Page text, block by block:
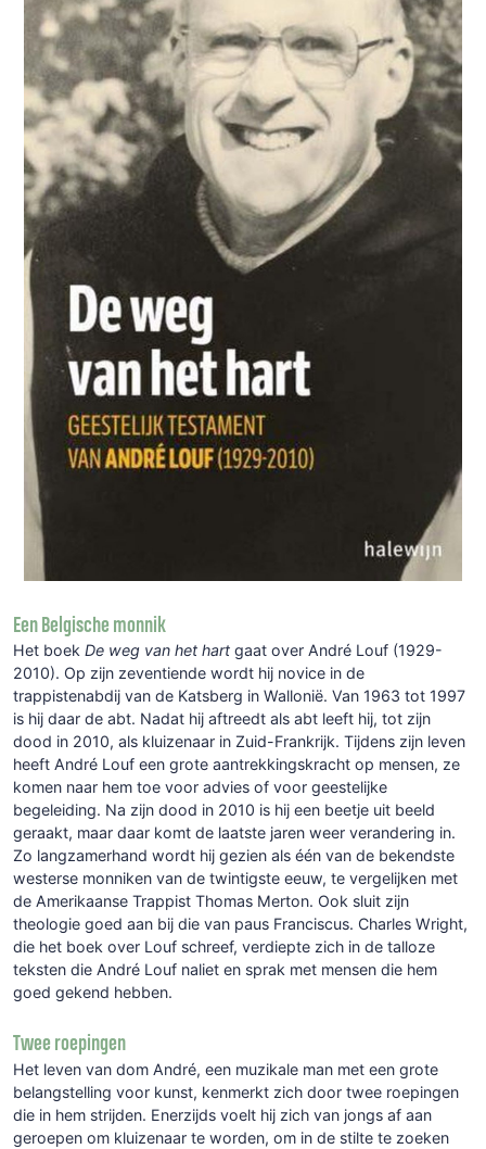
Een Belgische monnik
Het boek De weg van het hart gaat over André Louf (1929-
2010). Op zijn zeventiende wordt hij novice in de
trappistenabdij van de Katsberg in Wallonië. Van 1963 tot 1997
is hij daar de abt. Nadat hij aftreedt als abt leeft hij, tot zijn
dood in 2010, als kluizenaar in Zuid-Frankrijk. Tijdens zijn leven
heeft André Louf een grote aantrekkingskracht op mensen, ze
komen naar hem toe voor advies of voor geestelijke
begeleiding. Na zijn dood in 2010 is hij een beetje uit beeld
geraakt, maar daar komt de laatste jaren weer verandering in.
Zo langzamerhand wordt hij gezien als één van de bekendste
westerse monniken van de twintigste eeuw, te vergelijken met
de Amerikaanse Trappist Thomas Merton. Ook sluit zijn
theologie goed aan bij die van paus Franciscus. Charles Wright,
die het boek over Louf schreef, verdiepte zich in de talloze
teksten die André Louf naliet en sprak met mensen die hem
goed gekend hebben.
Twee roepingen
Het leven van dom André, een muzikale man met een grote
belangstelling voor kunst, kenmerkt zich door twee roepingen
die in hem strijden. Enerzijds voelt hij zich van jongs af aan
geroepen om kluizenaar te worden, om in de stilte te zoeken